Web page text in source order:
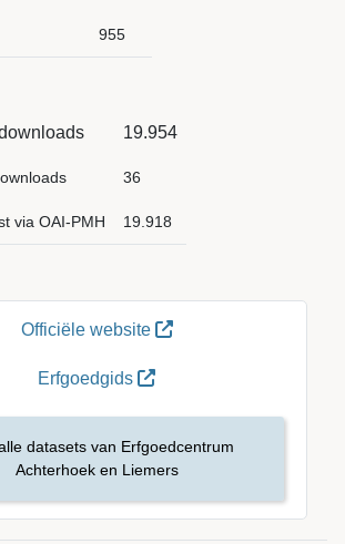
Officiële website
Erfgoedgids
datasets van Erfgoedcentrum
Achterhoek en Liemers
955
19.954
36
via OAI-PMH 19.918